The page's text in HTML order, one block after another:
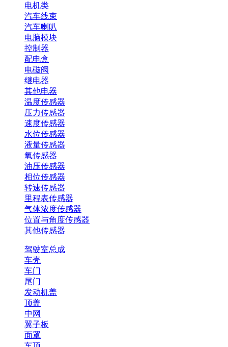
电机类
汽车线束
汽车喇叭
电脑模块
控制器
配电盒
电磁阀
继电器
其他电器
温度传感器
压力传感器
速度传感器
水位传感器
液量传感器
氧传感器
油压传感器
相位传感器
转速传感器
里程表传感器
气体浓度传感器
位置与角度传感器
其他传感器
驾驶室总成
车壳
车门
尾门
发动机盖
顶盖
中网
翼子板
面罩